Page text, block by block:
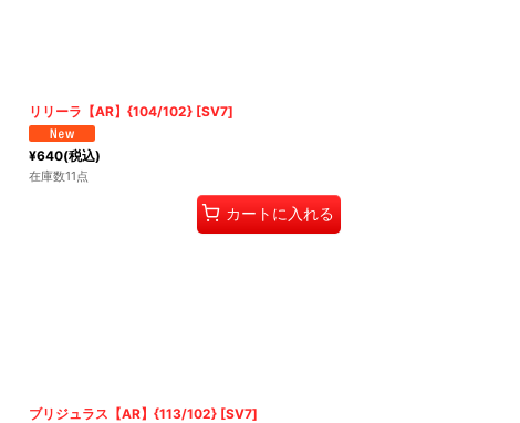
リリーラ【AR】{104/102} [SV7]
¥640(税込)
在庫数11点
カートに入れる
ブリジュラス【AR】{113/102} [SV7]